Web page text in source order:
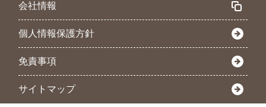
会社情報
個人情報保護方針
免責事項
サイトマップ